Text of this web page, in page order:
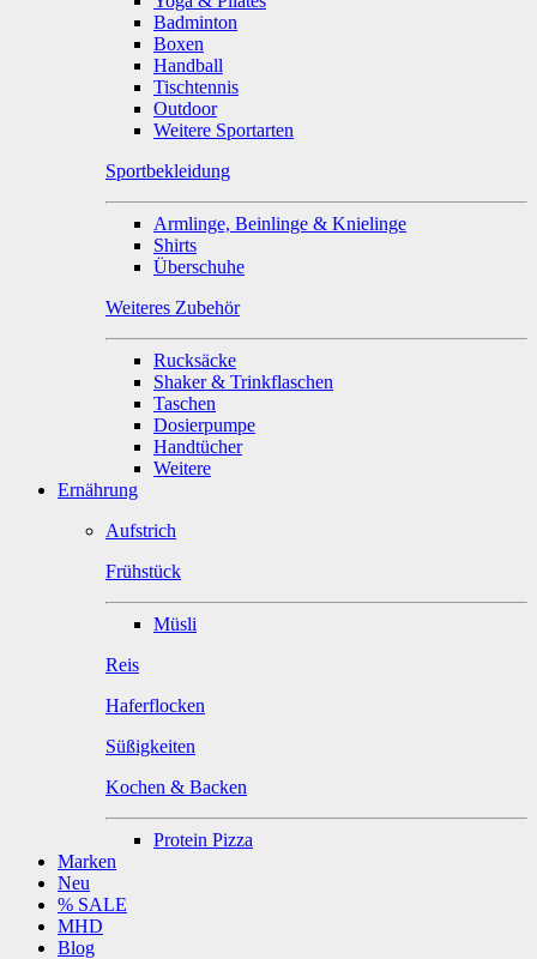
Badminton
Boxen
Handball
Tischtennis
Outdoor
Weitere Sportarten
Sportbekleidung
Armlinge, Beinlinge & Knielinge
Shirts
Überschuhe
Weiteres Zubehör
Rucksäcke
Shaker & Trinkflaschen
Taschen
Dosierpumpe
Handtücher
Weitere
Ernährung
Aufstrich
Frühstück
Müsli
Reis
Haferflocken
Süßigkeiten
Kochen & Backen
Protein Pizza
Marken
Neu
% SALE
MHD
Blog